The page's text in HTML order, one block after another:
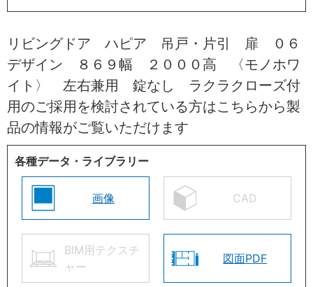
リビングドア ハピア 吊戸・片引 扉 ０６
デザイン ８６９幅 ２０００高 〈モノホワ
イト〉 左右兼用 錠なし ラクラクローズ付
用のご採用を検討されている方はこちらから製
品の情報がご覧いただけます
各種データ・ライブラリー
画像 CAD
BIM用テクスチ
ャー
図面PDF